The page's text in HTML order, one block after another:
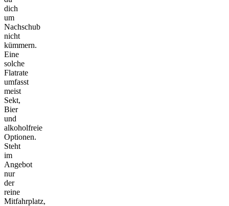
dich
um
Nachschub
nicht
kümmern.
Eine
solche
Flatrate
umfasst
meist
Sekt,
Bier
und
alkoholfreie
Optionen.
Steht
im
Angebot
nur
der
reine
Mitfahrplatz,